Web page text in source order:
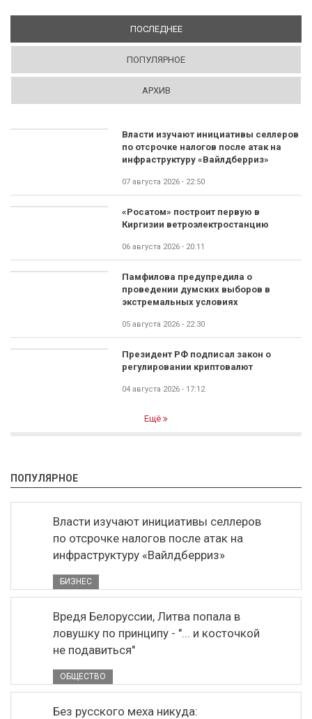
ПОСЛЕДНЕЕ(АКТИВНАЯ ВКЛАДКА)
ПОПУЛЯРНОЕ
АРХИВ
Власти изучают инициативы селлеров
по отсрочке налогов после атак на
инфраструктуру «Вайлдберриз»
07 августа 2026 - 22:50
«Росатом» построит первую в
Киргизии ветроэлектростанцию
06 августа 2026 - 20:11
Памфилова предупредила о
проведении думских выборов в
экстремальных условиях
05 августа 2026 - 22:30
Президент РФ подписал закон о
регулировании криптовалют
04 августа 2026 - 17:12
Ещё
ПОПУЛЯРНОЕ
Власти изучают инициативы селлеров
по отсрочке налогов после атак на
инфраструктуру «Вайлдберриз»
БИЗНЕС
Вредя Белоруссии, Литва попала в
ловушку по принципу - "... и косточкой
не подавиться"
ОБЩЕСТВО
Без русского меха никуда: